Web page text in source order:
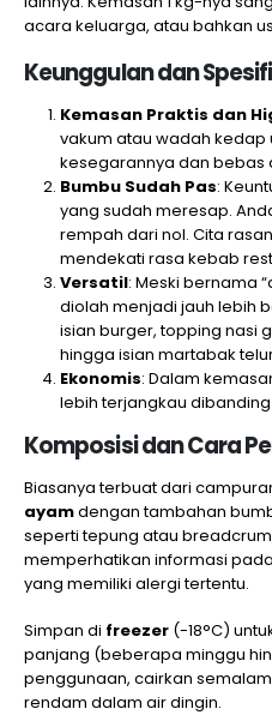
acara keluarga, atau bahkan
Keunggulan dan
Kemasan Praktis dan
vakum atau wadah
kesegarannya dan bebas
Bumbu Sudah Pas:
yang sudah meresap.
rempah dari nol. Cita
mendekati rasa kebab
Versatil: Meski bernama
diolah menjadi jauh lebih
isian burger, topping nasi
hingga isian martabak
Ekonomis: Dalam
lebih terjangkau
Komposisi dan Cara
Biasanya terbuat dari
ayamdengan tambahan
seperti tepung atau
memperhatikan informasi
yang memiliki alergi tertentu.
Simpan di freezer (-18°C)
panjang (beberapa minggu
penggunaan, cairkan
rendam dalam air dingin.